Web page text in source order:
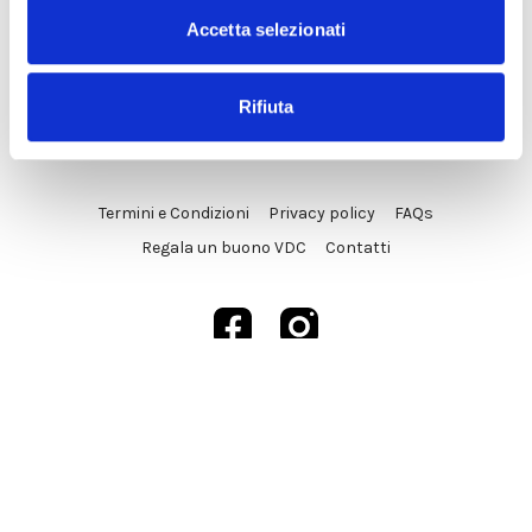
Accetta selezionati
Rifiuta
© VDC Studio srls 2025
Termini e Condizioni Privacy policy
FAQs
Regala un buono VDC
Contatti